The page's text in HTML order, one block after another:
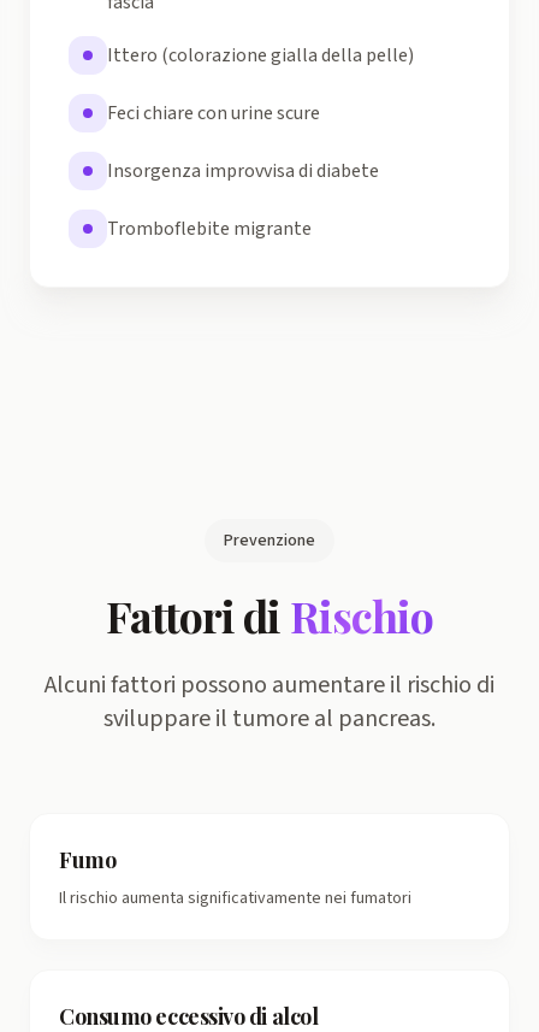
Ittero (colorazione gialla della pelle)
Feci chiare con urine scure
Insorgenza improvvisa di diabete
Tromboflebite migrante
Prevenzione
Fattori di Rischio
Alcuni fattori possono aumentare il rischio di
sviluppare il tumore al pancreas.
Fumo
Il rischio aumenta significativamente nei fumatori
Consumo eccessivo di alcol